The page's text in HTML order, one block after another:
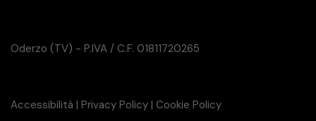
Oderzo (TV) - P.IVA / C.F. 01811720265
Accessibilità | Privacy Policy | Cookie Policy